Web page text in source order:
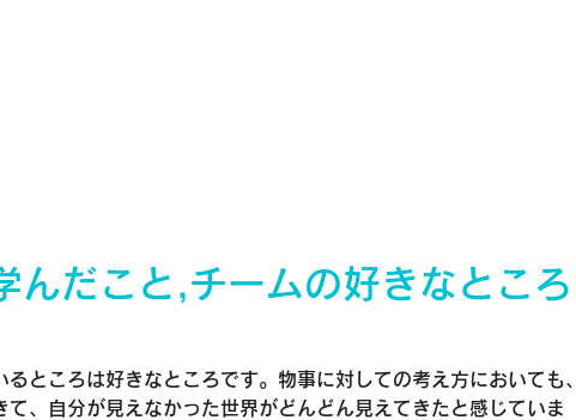
だこと,チームの好きなところ
ところは好きなところです。物事に対しての考え方においても
、自分が見えなかった世界がどんどん見えてきたと感じていま